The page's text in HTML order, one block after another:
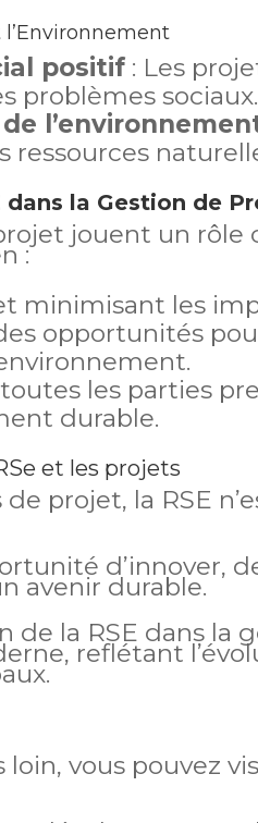
positif : Les
problèmes sociaux.
ressources
dans la Gestion de
jouent un rôle
:
minimisant les
opportunités
les parties
durable.
et les projets
de projet, la RSE
d’innover,
avenir durable.
de la RSE dans
reflétant
loin, vous pouvez